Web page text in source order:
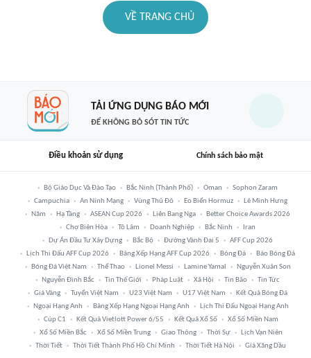
VỀ TRANG CHỦ
TẢI ỨNG DỤNG BÁO MỚI
ĐỂ KHÔNG BỎ SÓT TIN TỨC
Điều khoản sử dụng Chính sách bảo mật
Bộ Giáo Dục Và Đào Tạo Bắc Ninh (thành Phố) Oman
Sophon Zaram
Campuchia
An Ninh Mạng Vùng Thủ Đô Eo Biển Hormuz
Lê Minh Hưng
Năm
Hạ Tầng ASEAN Cup 2026 Liên Bang Nga
Better Choice Awards 2026
Chợ Biên Hòa
Tô Lâm Doanh Nghiệp Bắc Ninh
Iran
Dự Án Đầu Tư Xây Dựng
Bắc Bộ Đường Vành Đai 5
AFF Cup 2026
Lịch Thi Đấu AFF Cup 2026
Bảng Xếp Hạng AFF Cup 2026 Bóng Đá
Báo Bóng Đá
Bóng Đá Việt Nam
Thể Thao Lionel Messi Lamine Yamal
Nguyễn Xuân Son
Nguyễn Đình Bắc
Tin Thế Giới Pháp Luật Xã Hội Tin Bão
Tin Tức
Giá Vàng
Tuyển Việt Nam U23 Việt Nam U17 Việt Nam
Kết Quả Bóng Đá
Ngoại Hạng Anh
Bảng Xếp Hạng Ngoại Hạng Anh
Lịch Thi Đấu Ngoại Hạng Anh
Cúp C1
Kết Quả Vietlott Power 6/55 Kết Quả Xổ Số
Xổ Số Miền Nam
Xổ Số Miền Bắc
Xổ Số Miền Trung Giao Thông Thời Sự
Lịch Vạn Niên
Thời Tiết
Thời Tiết Thành Phố Hồ Chí Minh Thời Tiết Hà Nội Giá Xăng Dầu